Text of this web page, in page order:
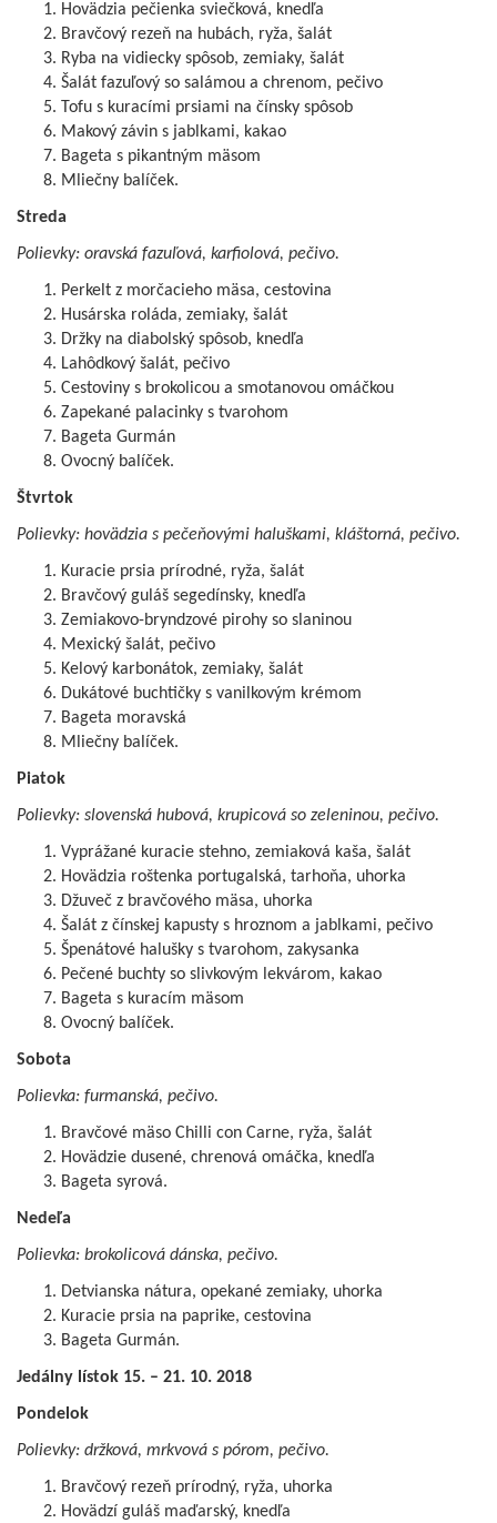
Hovädzia pečienka sviečková, knedľa
Bravčový rezeň na hubách, ryža, šalát
Ryba na vidiecky spôsob, zemiaky, šalát
Šalát fazuľový so salámou a chrenom, pečivo
Tofu s kuracími prsiami na čínsky spôsob
Makový závin s jablkami, kakao
Bageta s pikantným mäsom
Mliečny balíček.
Streda
Polievky: oravská fazuľová, karfiolová, pečivo.
Perkelt z morčacieho mäsa, cestovina
Husárska roláda, zemiaky, šalát
Držky na diabolský spôsob, knedľa
Lahôdkový šalát, pečivo
Cestoviny s brokolicou a smotanovou omáčkou
Zapekané palacinky s tvarohom
Bageta Gurmán
Ovocný balíček.
Štvrtok
Polievky: hovädzia s pečeňovými haluškami, kláštorná, pečivo.
Kuracie prsia prírodné, ryža, šalát
Bravčový guláš segedínsky, knedľa
Zemiakovo-bryndzové pirohy so slaninou
Mexický šalát, pečivo
Kelový karbonátok, zemiaky, šalát
Dukátové buchtičky s vanilkovým krémom
Bageta moravská
Mliečny balíček.
Piatok
Polievky: slovenská hubová, krupicová so zeleninou, pečivo.
Vyprážané kuracie stehno, zemiaková kaša, šalát
Hovädzia roštenka portugalská, tarhoňa, uhorka
Džuveč z bravčového mäsa, uhorka
Šalát z čínskej kapusty s hroznom a jablkami, pečivo
Špenátové halušky s tvarohom, zakysanka
Pečené buchty so slivkovým lekvárom, kakao
Bageta s kuracím mäsom
Ovocný balíček.
Sobota
Polievka: furmanská, pečivo.
Bravčové mäso Chilli con Carne, ryža, šalát
Hovädzie dusené, chrenová omáčka, knedľa
Bageta syrová.
Nedeľa
Polievka: brokolicová dánska, pečivo.
Detvianska nátura, opekané zemiaky, uhorka
Kuracie prsia na paprike, cestovina
Bageta Gurmán.
Jedálny lístok 15. – 21. 10. 2018
Pondelok
Polievky: držková, mrkvová s pórom, pečivo.
Bravčový rezeň prírodný, ryža, uhorka
Hovädzí guláš maďarský, knedľa